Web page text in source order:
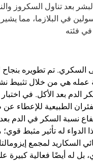
بعد تناول السكروز
في البلازما، مما
تم تطويره بنجاح
هي من خلال تثبيط
بعد الأكل. في اختبار
الطبيعية للإعطاء
نسبة السكر في الدم بعد
الدواء له تأثير مثبط
له أيضًا فعالية